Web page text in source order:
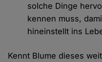
solche Dinge
kennen muss,
hineinstellt ins
Kennt Blume dieses